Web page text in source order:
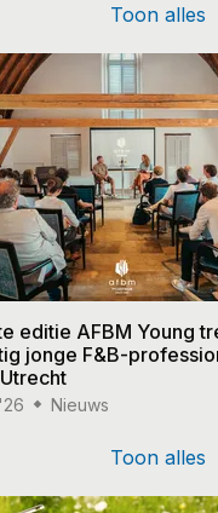
Toon alles
editie AFBM Young
jonge F&B-
Nieuws
Toon alles